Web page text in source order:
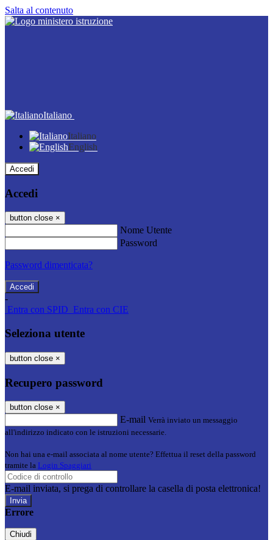
Salta al contenuto
Italiano
Italiano
English
Accedi
Accedi
button close ×
Nome Utente
Password
Password dimenticata?
-
Entra con SPID Entra con CIE
Seleziona utente
button close ×
Recupero password
button close ×
E-mail Verrà inviato un messaggio
all'indirizzo indicato con le istruzioni necessarie.
Non hai una e-mail associata al nome utente? Effettua il reset della password
tramite la Login Spaggiari
E-mail inviata, si prega di controllare la casella di posta elettronica!
Errore
Chiudi